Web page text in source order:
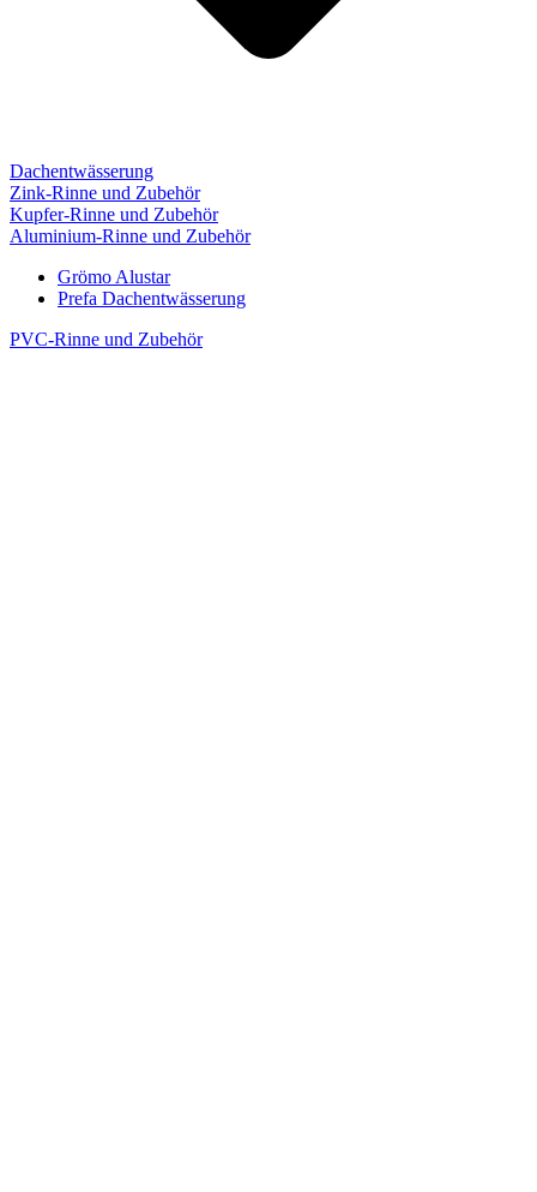
Dachentwässerung
Zink-Rinne und Zubehör
Kupfer-Rinne und Zubehör
Aluminium-Rinne und Zubehör
Grömo Alustar
Prefa Dachentwässerung
PVC-Rinne und Zubehör